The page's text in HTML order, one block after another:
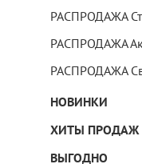
РАСПРОДАЖА
РАСПРОДАЖА
РАСПРОДАЖА
НОВИНКИ
ХИТЫ ПРОДАЖ
ВЫГОДНО